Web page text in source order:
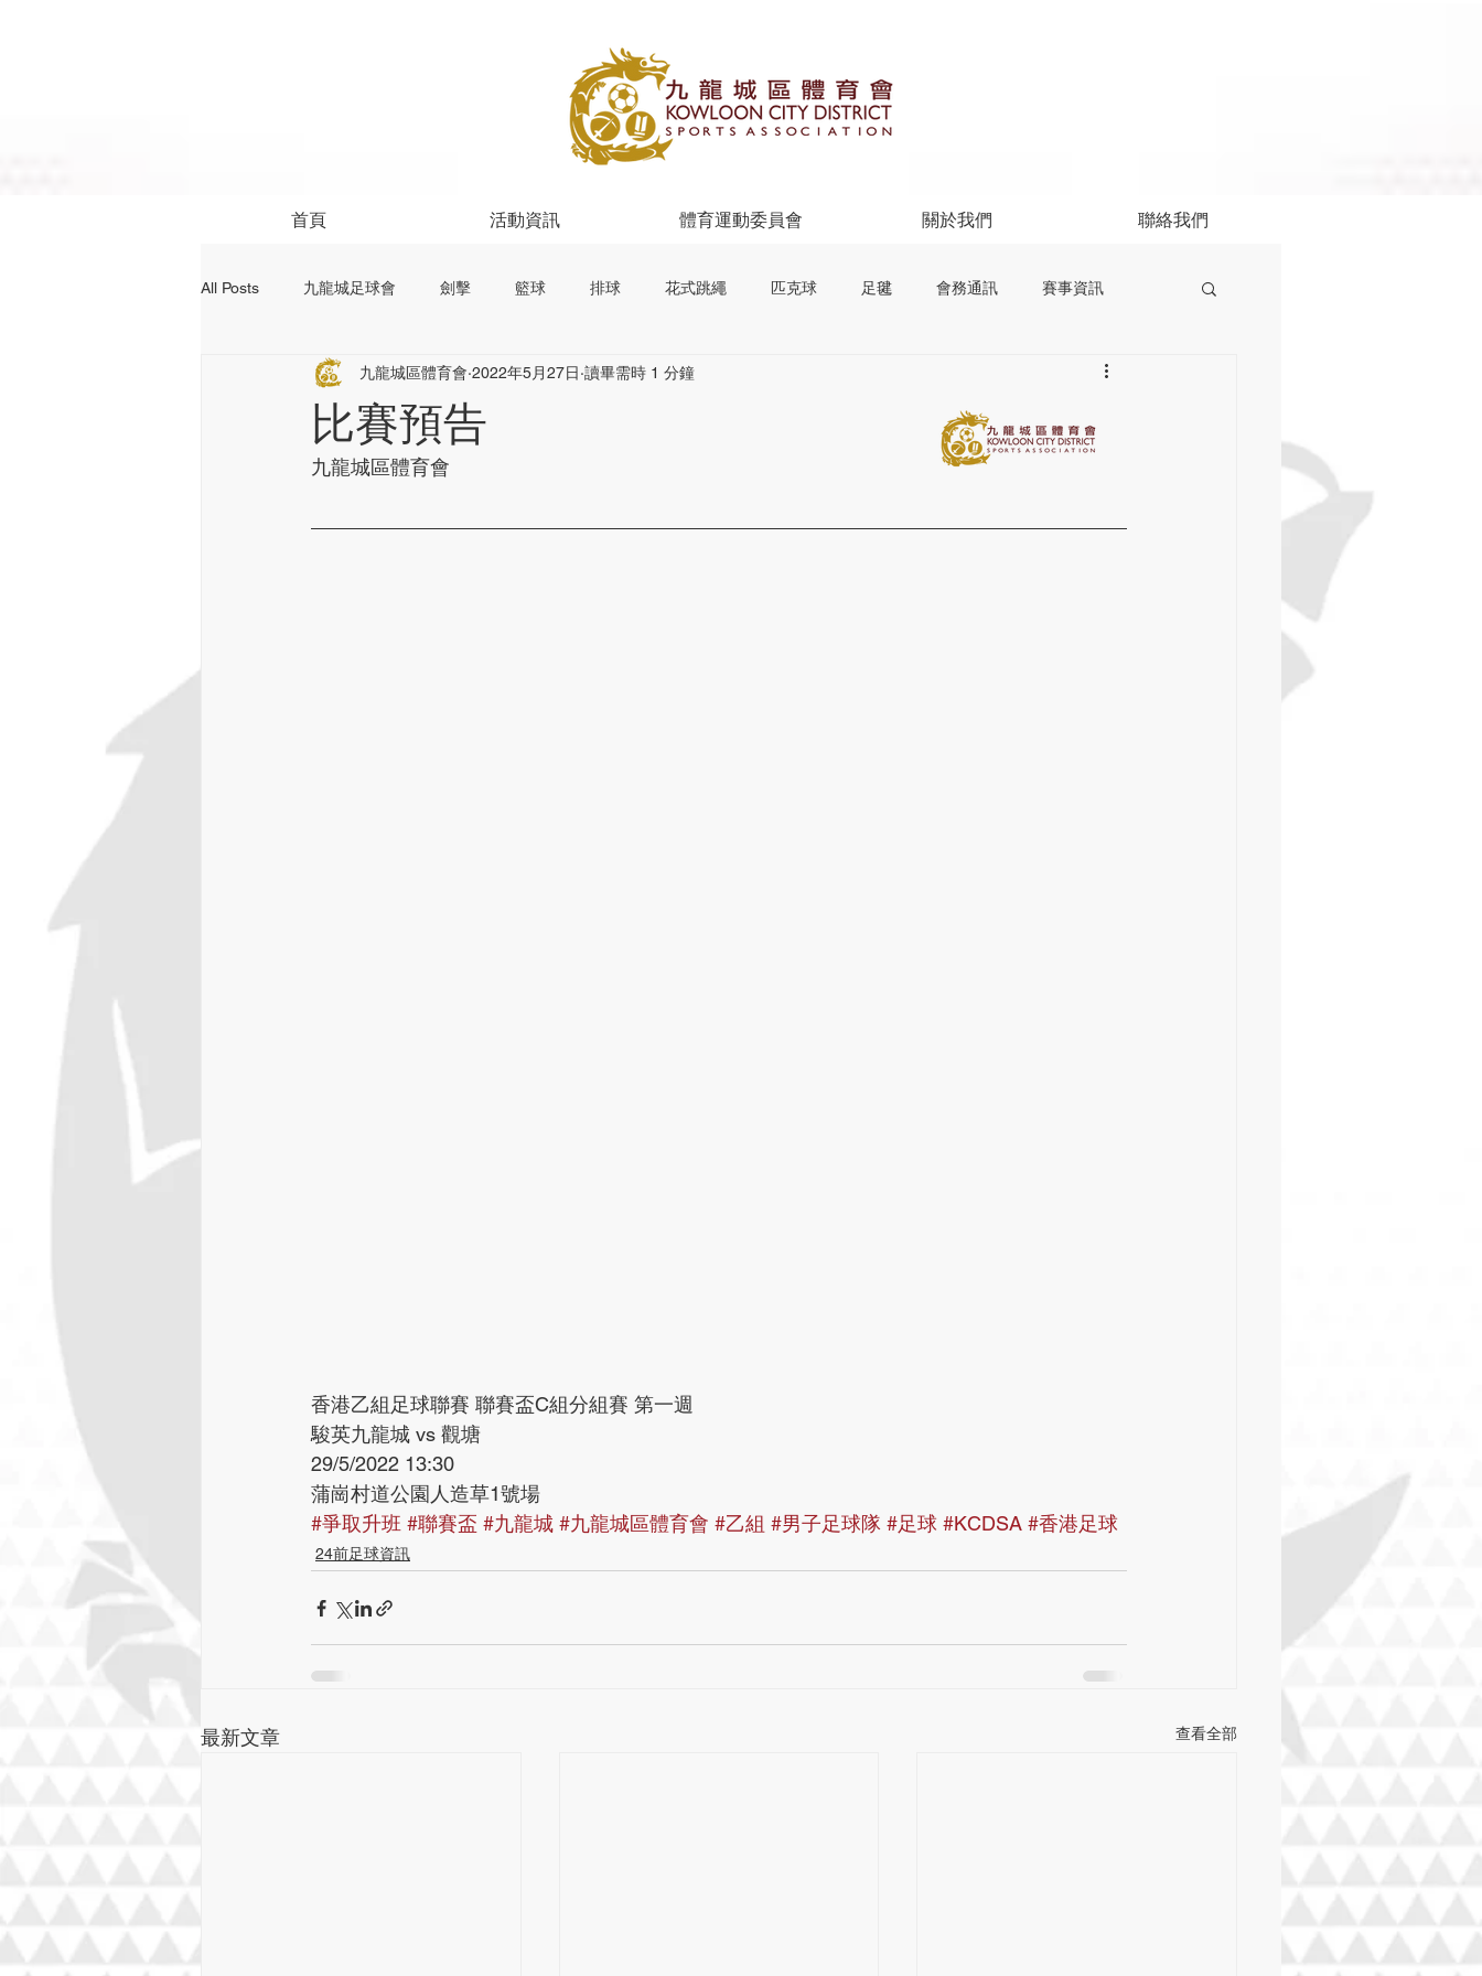
首頁 活動資訊 體育運動委員會 關於我們 聯絡我們
All Posts 九龍城足球會 劍擊 籃球 排球 花式跳繩 匹克球 足毽 會務通訊 賽事資訊
24前足球資訊
比賽預告
九龍城區體育會 2022年5月27日 讀畢需時 1 分鐘
九龍城區體育會
香港乙組足球聯賽 聯賽盃C組分組賽 第一週
駿英九龍城 vs 觀塘
29/5/2022 13:30
蒲崗村道公園人造草1號場
#爭取升班 #聯賽盃 #九龍城 #九龍城區體育會 #乙組 #男子足球隊 #足球 #KCDSA #香港足球
24前足球資訊
最新文章 查看全部